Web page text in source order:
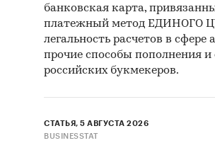
банковская карта,
платежный метод ЕДИНОГО
легальность расчетов в
прочие способы пополнения и
российских букмекеров.
СТАТЬЯ, 5 АВГУСТА 2026
BUSINESSTAT